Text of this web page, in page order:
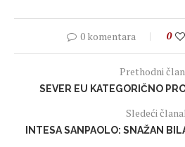
0 komentara 0
Prethodni
SEVER EU KATEGORIČNO
Sledeći
INTESA SANPAOLO: SNAŽAN